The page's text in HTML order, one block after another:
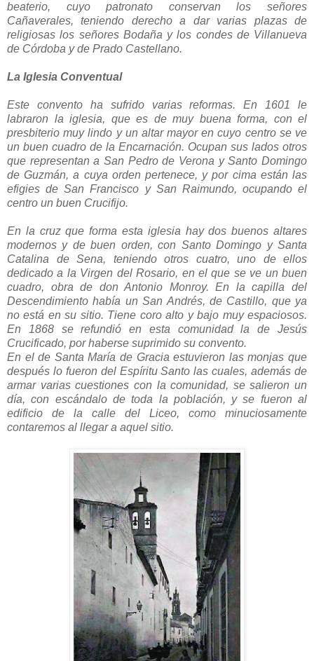
beaterio, cuyo patronato conservan los señores
Cañaverales, teniendo derecho a dar varias plazas de
religiosas los señores Bodaña y los condes de Villanueva
de Córdoba y de Prado Castellano.
La Iglesia Conventual
Este convento ha sufrido varias reformas. En 1601 le
labraron la iglesia, que es de muy buena forma, con el
presbiterio muy lindo y un altar mayor en cuyo centro se ve
un buen cuadro de la Encarnación. Ocupan sus lados otros
que representan a San Pedro de Verona y Santo Domingo
de Guzmán, a cuya orden pertenece, y por cima están las
efigies de San Francisco y San Raimundo, ocupando el
centro un buen Crucifijo.
En la cruz que forma esta iglesia hay dos buenos altares
modernos y de buen orden, con Santo Domingo y Santa
Catalina de Sena, teniendo otros cuatro, uno de ellos
dedicado a la Virgen del Rosario, en el que se ve un buen
cuadro, obra de don Antonio Monroy. En la capilla del
Descendimiento había un San Andrés, de Castillo, que ya
no está en su sitio. Tiene coro alto y bajo muy espaciosos.
En 1868 se refundió en esta comunidad la de Jesús
Crucificado, por haberse suprimido su convento.
En el de Santa María de Gracia estuvieron las monjas que
después lo fueron del Espíritu Santo las cuales, además de
armar varias cuestiones con la comunidad, se salieron un
día, con escándalo de toda la población, y se fueron al
edificio de la calle del Liceo, como minuciosamente
contaremos al llegar a aquel sitio.